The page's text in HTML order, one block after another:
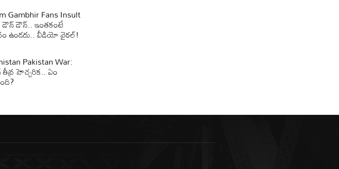
Gambhir Fans Insult
డౌన్ డౌన్.. ఇంతకంటే
ఉండదు.. వీడియో వైరల్!
Pakistan War:
హెచ్చరిక.. ఏం